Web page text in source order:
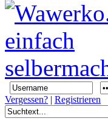
Vergessen? | Registrieren